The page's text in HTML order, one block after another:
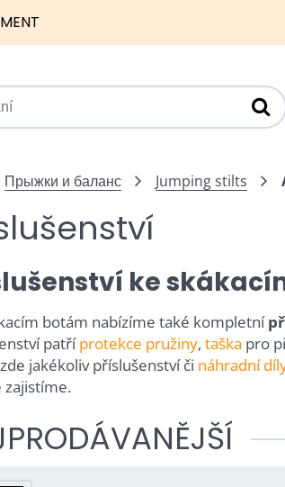
Прыжки и баланс Jumping stilts
ke
botám nabízíme také kompletní
patříprotekce pružiny, taška pro
jakékoliv příslušenství či náhradní
zajistíme.